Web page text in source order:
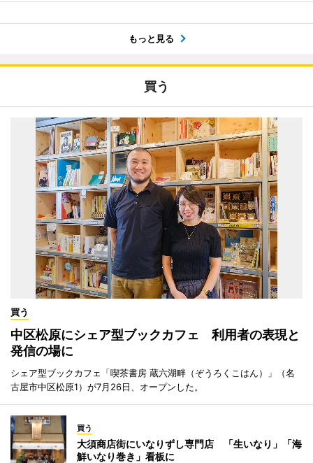
もっと見る
買う
買う
中区松原にシェア型ブックカフェ 利用者の表現と
発信の場に
シェア型ブックカフェ「喫茶書房 蔵六湖畔（ぞうろくこはん）」（名
古屋市中区松原1）が7月26日、オープンした。
買う
大須商店街にいなりずし専門店 「生いなり」「海
鮮いなり巻き」看板に